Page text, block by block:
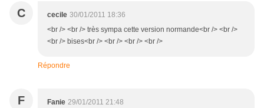
C cecile 30/01/2011 18:36
<br /> <br /> très sympa cette version normande<br /> <br />
<br /> bises<br /> <br /> <br /> <br />
Répondre
F Fanie 29/01/2011 21:48